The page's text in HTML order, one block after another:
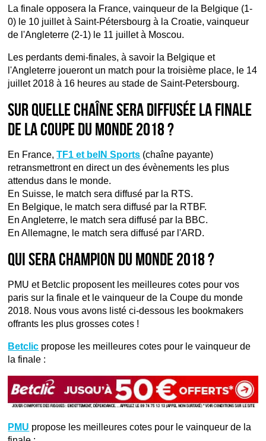
La finale opposera la France, vainqueur de la Belgique (1-
0) le 10 juillet à Saint-Pétersbourg à la Croatie, vainqueur
de l'Angleterre (2-1) le 11 juillet à Moscou.
Les perdants demi-finales, à savoir la Belgique et
l'Angleterre joueront un match pour la troisième place, le 14
juillet 2018 à 16 heures au stade de Saint-Petersbourg.
Sur quelle chaîne sera diffusée la finale
de la Coupe du monde 2018 ?
En France,TF1 et beIN Sports (chaîne payante)
retransmettront en direct un des évènements les plus
attendus dans le monde.
En Suisse, le match sera diffusé par la RTS.
En Belgique, le match sera diffusé par la RTBF.
En Angleterre, le match sera diffusé par la BBC.
En Allemagne, le match sera diffusé par l'ARD.
Qui sera champion du monde 2018 ?
PMU et Betclic proposent les meilleures cotes pour vos
paris sur la finale et le vainqueur de la Coupe du monde
2018. Nous vous avons listé ci-dessous les bookmakers
offrants les plus grosses cotes !
Betclic propose les meilleures cotes pour le vainqueur de
la finale :
PMU propose les meilleures cotes pour le vainqueur de la